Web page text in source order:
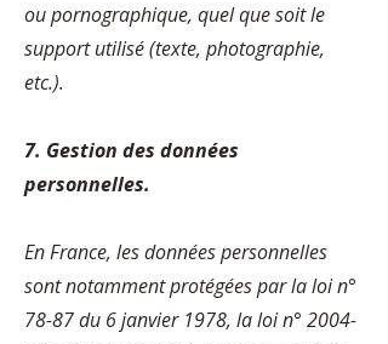
ou pornographique, quel que soit le
support utilisé (texte, photographie,
etc.).
7. Gestion des données
personnelles.
En France, les données personnelles
sont notamment protégées par la loi n°
78-87 du 6 janvier 1978, la loi n° 2004-